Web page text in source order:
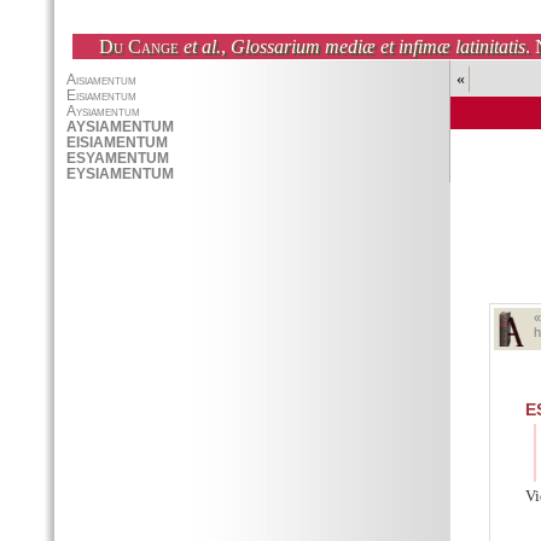
Du Cange et al., Glossarium mediæ et infimæ latinitatis.
«